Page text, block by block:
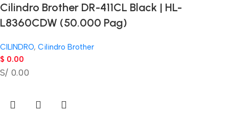
Cilindro Brother DR-411CL Black | HL-
L8360CDW (50.000 Pag)
CILINDRO, Cilindro Brother
$ 0.00
S/ 0.00